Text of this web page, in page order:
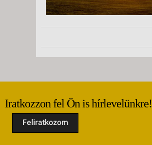
Iratkozzon fel Ön is hírlevelünkre!
Feliratkozom